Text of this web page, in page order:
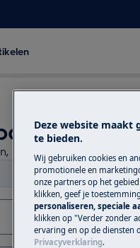
hebben we nog enkele
Deze website maakt
te bieden.
Wij gebruiken cookies en
promotionele en
onze partners op het
klikken, geef je
personaliseren, speciale
klikken op "Verder zonder
ervaring en op de diensten
Privacyverklaring.